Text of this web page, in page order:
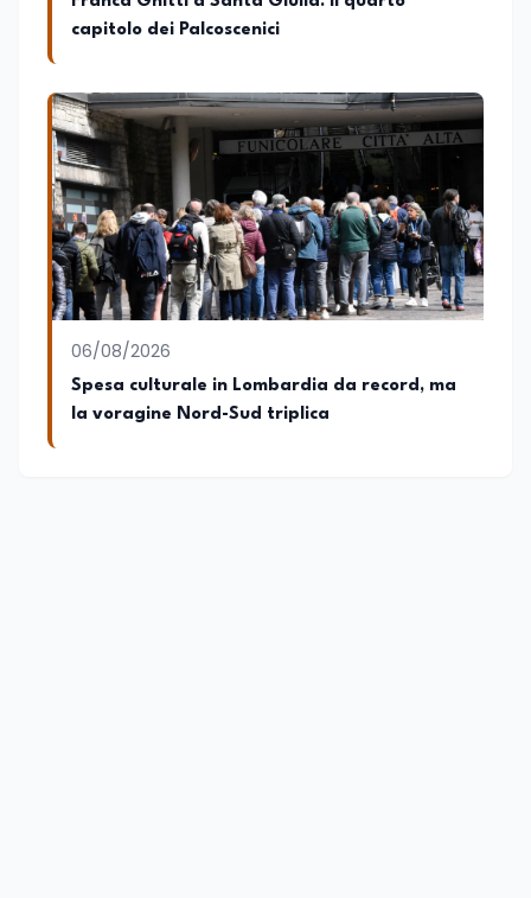
capitolo dei Palcoscenici
06/08/2026
Spesa culturale in Lombardia da record, ma
la voragine Nord-Sud triplica